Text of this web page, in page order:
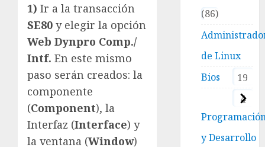
1) Ir a la transacción
SE80 y elegir la opción
Web Dynpro Comp./
Intf. En este mismo
paso serán creados: la
componente
(Component), la
Interfaz (Interface) y
la ventana (Window)
86
de Linux
19
Bios
4
y Desarrollo